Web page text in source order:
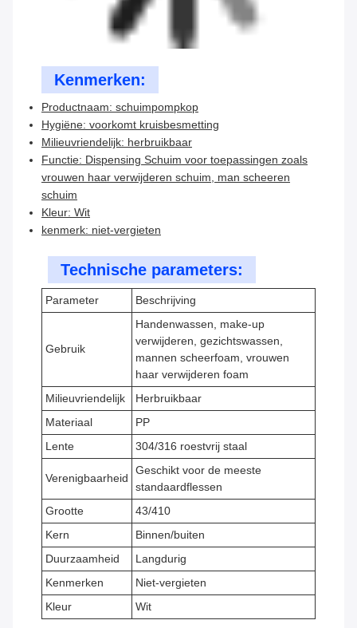
Kenmerken:
Productnaam: schuimpompkop
Hygiëne: voorkomt kruisbesmetting
Milieuvriendelijk: herbruikbaar
Functie: Dispensing Schuim voor toepassingen zoals
vrouwen haar verwijderen schuim, man scheeren
schuim
Kleur: Wit
kenmerk: niet-vergieten
Technische parameters:
Parameter Beschrijving
Gebruik
Handenwassen, make-up
verwijderen, gezichtswassen,
mannen scheerfoam, vrouwen
haar verwijderen foam
Milieuvriendelijk
Herbruikbaar
Materiaal
PP
Lente
304/316 roestvrij staal
Verenigbaarheid
Geschikt voor de meeste
standaardflessen
Grootte
43/410
Kern
Binnen/buiten
Duurzaamheid
Langdurig
Kenmerken
Niet-vergieten
Kleur
Wit